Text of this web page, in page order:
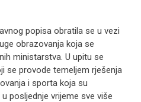
popisa obratila se u vezi
obrazovanja koja se
ministarstva. U upitu se
se provode temeljem rješenja
i sporta koja su
posljednje vrijeme sve više